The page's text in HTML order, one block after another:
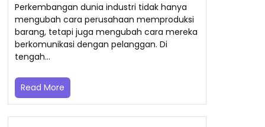
Perkembangan dunia industri tidak hanya
mengubah cara perusahaan memproduksi
barang, tetapi juga mengubah cara mereka
berkomunikasi dengan pelanggan. Di
tengah…
Read More